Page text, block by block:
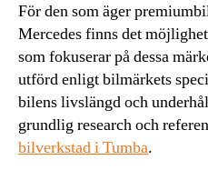
För den som äger
Mercedes finns det
som fokuserar på dessa
utförd enligt bilmärkets
bilens livslängd och
grundlig research och
bilverkstad i Tumba.